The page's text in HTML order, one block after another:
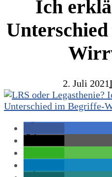
Ich
2. Juli 2021